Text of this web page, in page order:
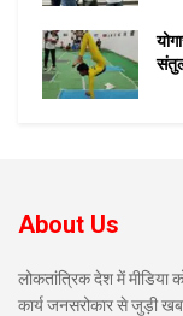
About Us
लोकतांत्रिक देश में मीडिया
कार्य जनसरोकार से जुड़ी